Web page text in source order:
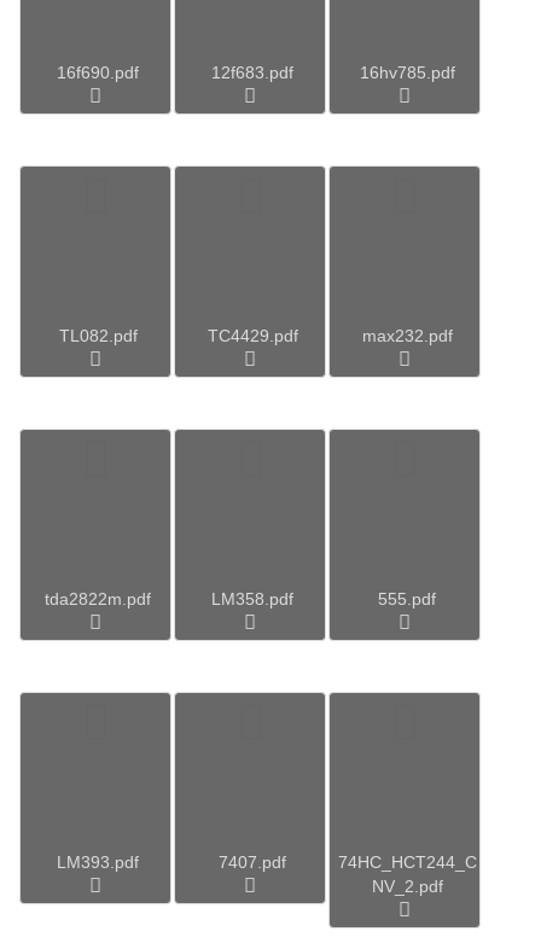
16f690.pdf 12f683.pdf 16hv785.pdf
TL082.pdf TC4429.pdf max232.pdf
tda2822m.pdf LM358.pdf 555.pdf
LM393.pdf 7407.pdf
74HC_HCT244_C
NV_2.pdf